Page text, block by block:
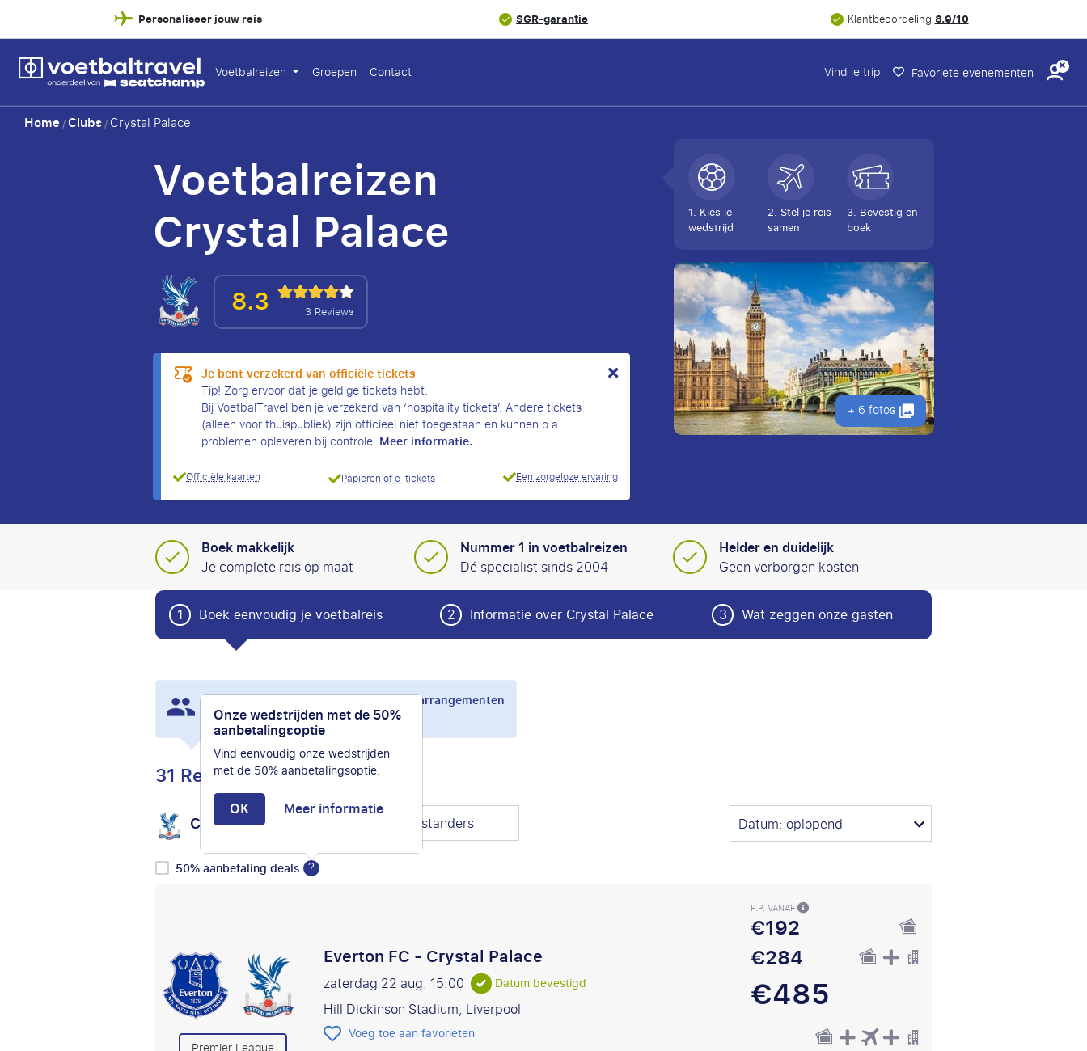
Personaliseer jouw reis SGR-garantie Klantbeoordeling8.9/10
Voetbalreizen Groepen Contact Vind je trip Favoriete evenementen
Home/Clubs/Crystal Palace
Voetbalreizen
Crystal Palace
8.3 3 Reviews
Je bent verzekerd van officiële tickets
Tip! Zorg ervoor dat je geldige tickets hebt.
Bij VoetbalTravel ben je verzekerd van ‘hospitality tickets’. Andere tickets
(alleen voor thuispubliek) zijn officieel niet toegestaan en kunnen o.a.
problemen opleveren bij controle. Meer informatie.
Officiële kaarten Papieren of e-tickets Een zorgeloze ervaring
1. Kies je
wedstrijd
2. Stel je reis
samen
3. Bevestig en
boek
+ 6 fotos
Boek makkelijk
Je complete reis op maat
Nummer 1 in voetbalreizen
Dé specialist sinds 2004
Helder en duidelijk
Geen verborgen kosten
1 Boek eenvoudig je voetbalreis 2 Informatie over Crystal Palace 3 Wat zeggen onze gasten
153Personen bekeken Crystal Palace arrangementen
in de afgelopen 24 uur.
31 Reizen
Crystal Palace Selecteer tegenstanders Datum: oplopend
50% aanbetaling deals ?
Everton FC - Crystal Palace
zaterdag 22 aug. 15:00 Datum bevestigd
Hill Dickinson Stadium, Liverpool
Voeg toe aan favorieten
P.P. VANAF
€192
€284
€485
Onze wedstrijden met de 50%
aanbetalingsoptie
Vind eenvoudig onze wedstrijden
met de 50% aanbetalingsoptie.
OK Meer informatie